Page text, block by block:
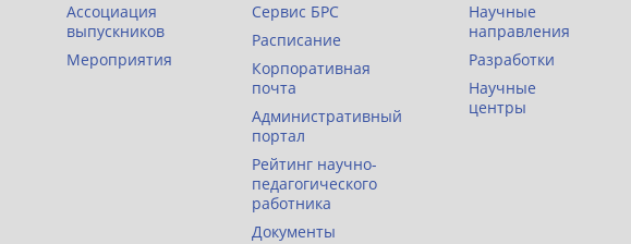
Ассоциация
выпускников
Мероприятия
Сервис БРС
Расписание
Корпоративная
почта
Административный
портал
Рейтинг научно-
педагогического
работника
Документы
Научные
направления
Разработки
Научные
центры